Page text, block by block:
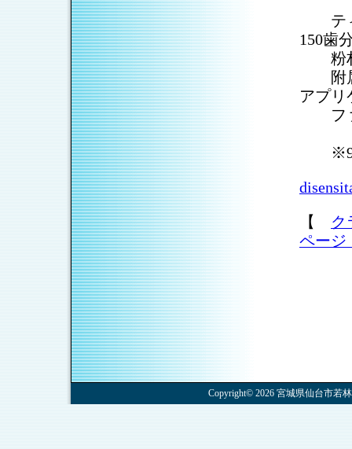
ティ
150歯
粉材
附属
アプリ
フ
※9月
【 ク
ペー
Copyright© 2026 宮城県仙台市若